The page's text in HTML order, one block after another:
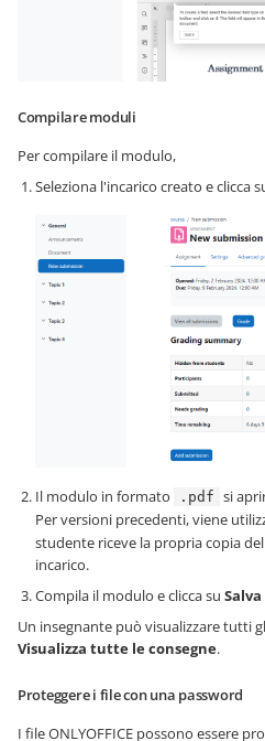
Compilare moduli
Per compilare il modulo,
Seleziona l'incarico creato e clicca
Il modulo in formato .pdf si
Per versioni precedenti, viene
studente riceve la propria copia
incarico.
Compila il modulo e clicca su
Un insegnante può visualizzare tutti
Visualizza tutte le consegne.
Proteggere i file con una password
I file ONLYOFFICE possono essere